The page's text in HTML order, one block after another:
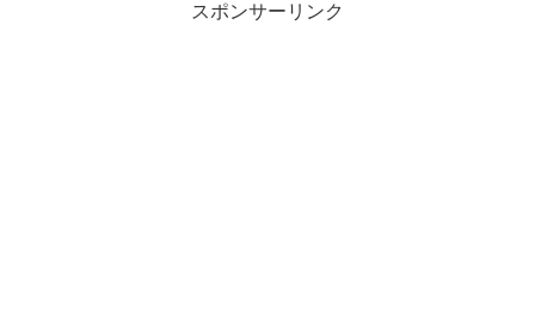
スポンサーリンク